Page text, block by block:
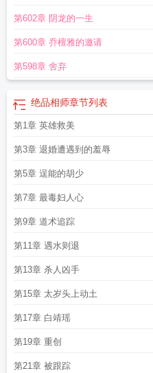
第602章 阴龙的一生
第600章 乔檀雅的邀请
第598章 舍弃
绝品相师章节列表
第1章 英雄救美
第3章 退婚遭遇到的羞辱
第5章 逞能的胡少
第7章 最毒妇人心
第9章 道术追踪
第11章 遇水则退
第13章 杀人凶手
第15章 太岁头上动土
第17章 白靖瑶
第19章 重创
第21章 被跟踪